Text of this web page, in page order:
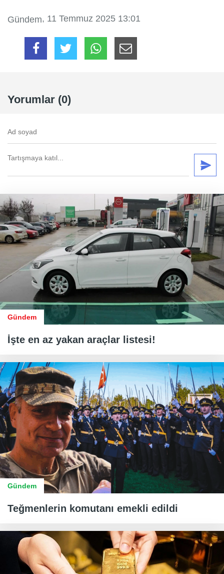
Gündem, 11 Temmuz 2025 13:01
Yorumlar (0)
Gündem
İşte en az yakan araçlar listesi!
Gündem
Teğmenlerin komutanı emekli edildi